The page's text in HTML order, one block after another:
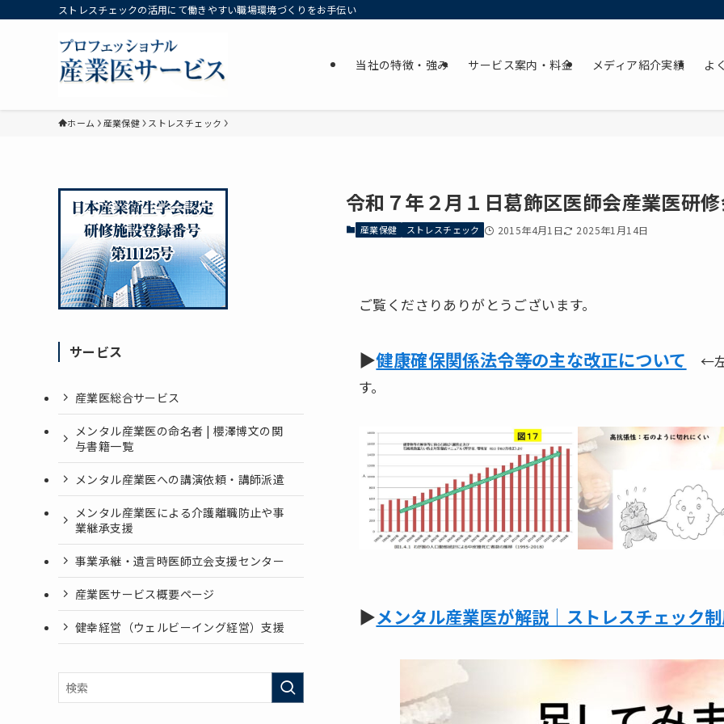
ストレスチェックの活用にて働きやすい職場環境づくりをお手伝い
当社の特徴・強み サービス案内・料金 メディア紹介実績 よ
ホーム 産業保健 ストレスチェック
令和７年２月１日葛飾区医師会産業医研
産業保健 ストレスチェック 2015年4月1日 2025年1月14日
ご覧くださりありがとうございます。
▶健康確保関係法令等の主な改正について
←左
す。
▶メンタル産業医が解説｜ストレスチェック
サービス
産業医総合サービス
メンタル産業医の命名者 | 櫻澤博文の関
与書籍一覧
メンタル産業医への講演依頼・講師派遣
メンタル産業医による介護離職防止や事
業継承支援
事業承継・遺言時医師立会支援センター
産業医サービス概要ページ
健幸経営（ウェルビーイング経営）支援